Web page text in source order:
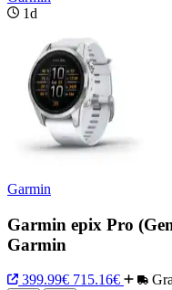
1d
Garmin
Garmin epix Pro
Garmin
399.99€ 715.16€